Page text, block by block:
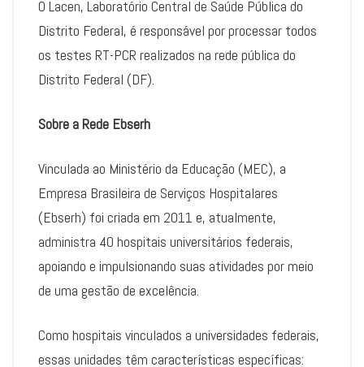
O Lacen, Laboratório Central de Saúde Pública do
Distrito Federal, é responsável por processar todos
os testes RT-PCR realizados na rede pública do
Distrito Federal (DF).
Sobre a Rede Ebserh
Vinculada ao Ministério da Educação (MEC), a
Empresa Brasileira de Serviços Hospitalares
(Ebserh) foi criada em 2011 e, atualmente,
administra 40 hospitais universitários federais,
apoiando e impulsionando suas atividades por meio
de uma gestão de excelência.
Como hospitais vinculados a universidades federais,
essas unidades têm características específicas: